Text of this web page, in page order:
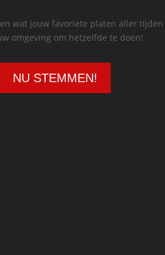
wat jouw favoriete platen aller tijden
omgeving om hetzelfde te doen!
NU STEMMEN!